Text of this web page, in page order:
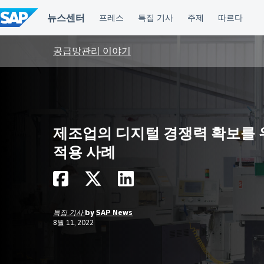
텐
츠
건
공급망관리 이야기
제조업의 디지털 경쟁력 확보를
적용 사례
특집 기사 by SAP News
8월 11, 2022